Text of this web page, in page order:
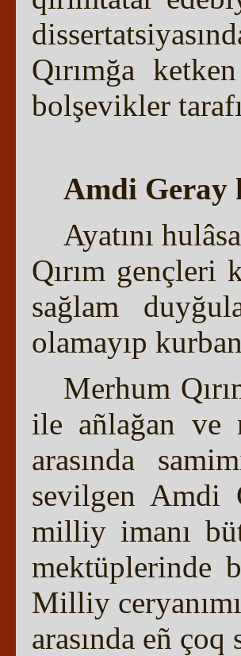
Qırımğa
bolşevikler
Amdi Geray
Ayatını
Qırım gençleri
sağlam
olamayıp
Merhum
ile añlağan ve
arasında
sevilgen Amdi
milliy imanı
mektüplerinde
Milliy
arasında eñ